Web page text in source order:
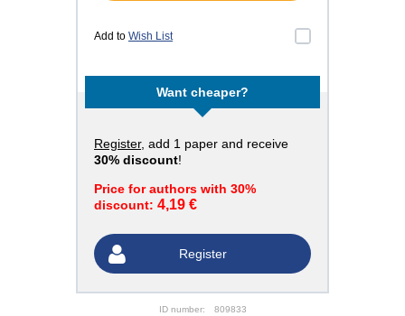
Add to Wish List
Want cheaper?
Register, add 1 paper and receive
30% discount!
Price for authors with 30%
discount: 4,19 €
Register
ID number: 809833